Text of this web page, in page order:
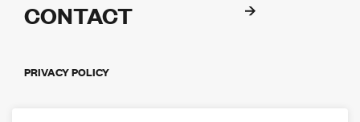
CONTACT
PRIVACY POLICY